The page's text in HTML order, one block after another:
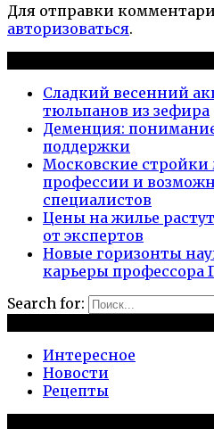
Для отправки
авторизоваться.
Сладкий весенний
тюльпанов из зефира
Деменция:
поддержки
Московские
профессии и
специалистов
Цены на жилье
от экспертов
Новые горизонты
карьеры профессора
Search for:
Интересное
Новости
Рецепты